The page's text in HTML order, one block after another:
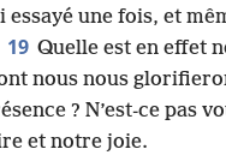
essayé une fois, et
19 Quelle est en effet
nous nous
? N’est-ce pas
et notre joie.